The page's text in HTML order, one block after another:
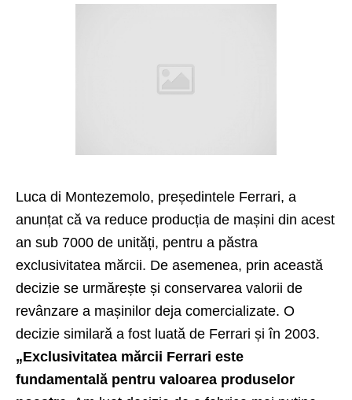
Luca di Montezemolo, președintele Ferrari, a
anunțat că va reduce producția de mașini din acest
an sub 7000 de unități, pentru a păstra
exclusivitatea mărcii. De asemenea, prin această
decizie se urmărește și conservarea valorii de
revânzare a mașinilor deja comercializate. O
decizie similară a fost luată de Ferrari și în 2003.
„Exclusivitatea mărcii Ferrari este
fundamentală pentru valoarea produselor